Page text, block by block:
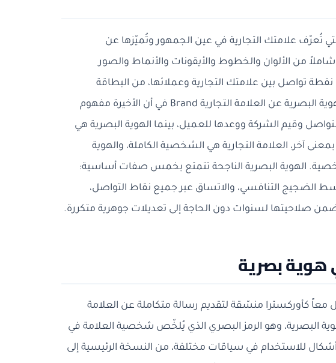
تُعرّف علامتك التجارية في عين الجمهور وتُميّزها عن
من الألوان والخطوط والأيقونات والأنماط والصور
نقطة تواصل بين علامتك التجارية وعملائها، من البطاقة
الشخصية إلى الموقع الإلكتروني إلى تغليف المنتج. تختلف الهوية البصرية عن العلامة التجارية Brand في أن الأخيرة مفهوم
وقيم الشركة ووعدها للعميل، بينما الهوية البصرية هي
آخر، العلامة التجارية هي الشخصية الكاملة، والهوية
الهوية البصرية الناجحة تتمتع بخمس صفات أساسية:
الضجيج التنافسي، والاتساق عبر جميع نقاط التواصل،
صلاحيتها لسنوات دون الحاجة إلى تعديلات جوهرية متكررة.
هوية بصرية
معاً كأوركسترا منسّقة لتقديم رسالة متكاملة عن العلامة
البصرية، وهو الرمز البصري الذي يُلخّص شخصية العلامة في
للاستخدام في سياقات مختلفة، من النسخة الرئيسية إلى